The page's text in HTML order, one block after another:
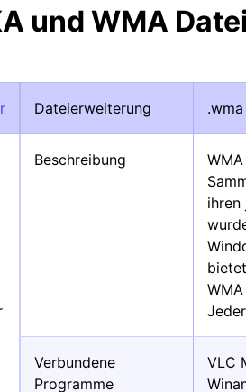
und WMA
Dateierweiterung .wma
Beschreibung
ihren
Verbundene
Programme
VLC